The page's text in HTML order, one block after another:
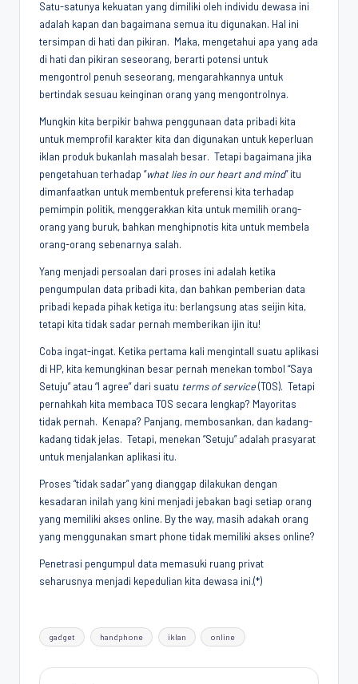
Satu-satunya kekuatan yang dimiliki oleh individu dewasa ini
adalah kapan dan bagaimana semua itu digunakan. Hal ini
tersimpan di hati dan pikiran. Maka, mengetahui apa yang ada
di hati dan pikiran seseorang, berarti potensi untuk
mengontrol penuh seseorang, mengarahkannya untuk
bertindak sesuau keinginan orang yang mengontrolnya.
Mungkin kita berpikir bahwa penggunaan data pribadi kita
untuk memprofil karakter kita dan digunakan untuk keperluan
iklan produk bukanlah masalah besar. Tetapi bagaimana jika
pengetahuan terhadap “what lies in our heart and mind” itu
dimanfaatkan untuk membentuk preferensi kita terhadap
pemimpin politik, menggerakkan kita untuk memilih orang-
orang yang buruk, bahkan menghipnotis kita untuk membela
orang-orang sebenarnya salah.
Yang menjadi persoalan dari proses ini adalah ketika
pengumpulan data pribadi kita, dan bahkan pemberian data
pribadi kepada pihak ketiga itu: berlangsung atas seijin kita,
tetapi kita tidak sadar pernah memberikan ijin itu!
Coba ingat-ingat. Ketika pertama kali mengintall suatu aplikasi
di HP, kita kemungkinan besar pernah menekan tombol “Saya
Setuju” atau “I agree” dari suatu terms of service(TOS). Tetapi
pernahkah kita membaca TOS secara lengkap? Mayoritas
tidak pernah. Kenapa? Panjang, membosankan, dan kadang-
kadang tidak jelas. Tetapi, menekan “Setuju” adalah prasyarat
untuk menjalankan aplikasi itu.
Proses “tidak sadar” yang dianggap dilakukan dengan
kesadaran inilah yang kini menjadi jebakan bagi setiap orang
yang memiliki akses online. By the way, masih adakah orang
yang menggunakan smart phone tidak memiliki akses online?
Penetrasi pengumpul data memasuki ruang privat
seharusnya menjadi kepedulian kita dewasa ini.(*)
Tags:
gadget handphone iklan online